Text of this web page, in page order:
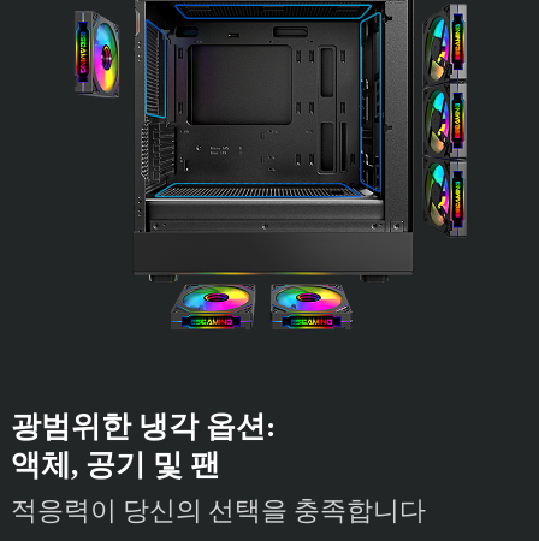
광범위한 냉각 옵션:
액체, 공기 및 팬
적응력이 당신의 선택을 충족합니다